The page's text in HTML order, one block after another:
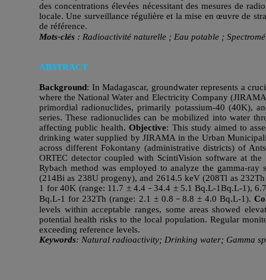
des concentrations élevées nécessitant des mesures de
locale. Une surveillance régulière et la mise en œuvre de
de référence.
Mots-clés : Radioactivité naturelle ; Eau potable ;
ABSTRACT
Background: In Madagascar, groundwater represents a
where the National Water and Electricity Company
primordial radionuclides, primarily potassium-40 (40K),
series. These radionuclides can be mobilized into water
affecting public health.Objective: This study aimed to
drinking water supplied by JIRAMA in the Urban
across different Fokontany (administrative districts) of
ORTEC detector coupled with ScintiVision software at
Rybach method was employed to analyze the gamma-
(214Bi as 238U progeny), and 2614.5 keV (208Tl as
1 for 40K (range: 11.7 ± 4.4 –34.4 ± 5.1 Bq.L-1Bq.L-1),
Bq.L-1 for 232Th (range: 2.1 ± 0.8 –8.8 ± 4.0 Bq.L-1).
levels within acceptable ranges, some areas showed
potential health risks to the local population. Regular
exceeding reference levels.
Keywords: Natural radioactivity; Drinking water; Gamma